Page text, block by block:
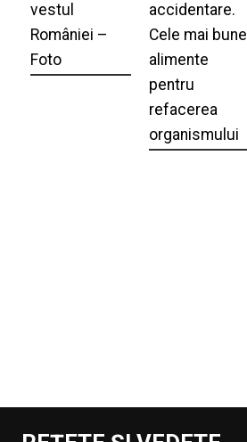
vestul
României –
Foto
accidentare.
Cele mai bune
alimente
pentru
refacerea
organismului